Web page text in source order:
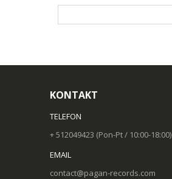
KONTAKT
TELEFON
+ 512049423 (Pon-Pt / 10:00-18:00)
EMAIL
contact@pagan-records.com